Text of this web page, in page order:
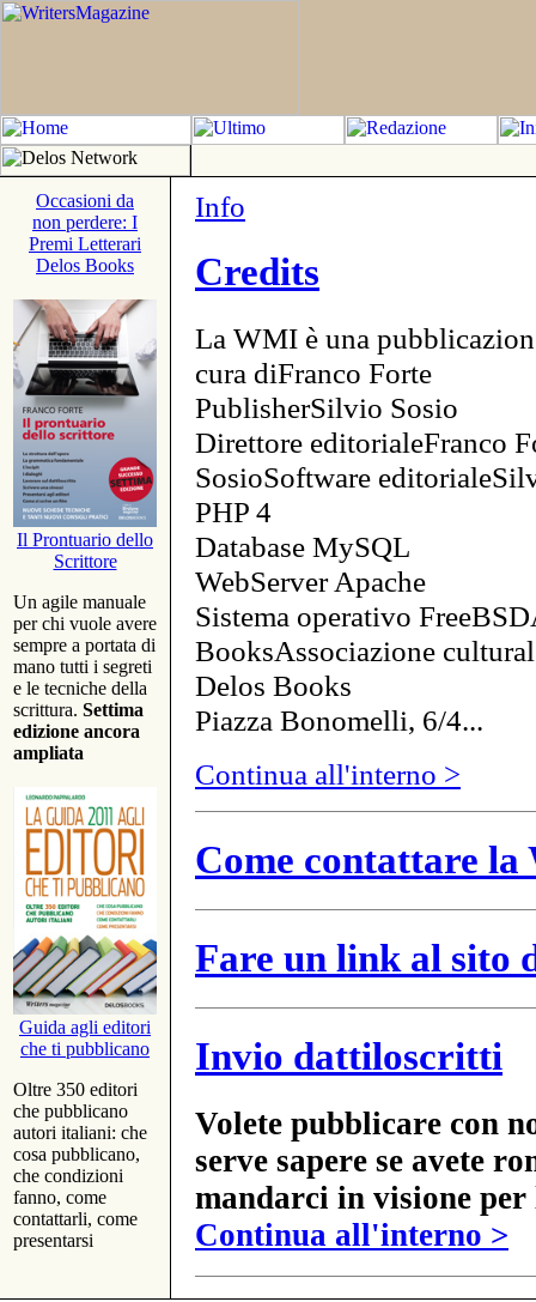
Occasioni da
non perdere: I
Premi Letterari
Delos Books
Il Prontuario dello
Scrittore
Un agile manuale
per chi vuole avere
sempre a portata di
mano tutti i segreti
e le tecniche della
scrittura. Settima
edizione ancora
ampliata
Guida agli editori
che ti pubblicano
Oltre 350 editori
che pubblicano
autori italiani: che
cosa pubblicano,
che condizioni
fanno, come
contattarli, come
presentarsi
Info
Credits
La WMI è una
cura diFranco Forte
PublisherSilvio Sosio
Direttore editorialeFranco
SosioSoftware
PHP 4
Database MySQL
WebServer Apache
Sistema operativo
BooksAssociazione
Delos Books
Piazza Bonomelli, 6/4...
Continua all'interno >
Come contattare
Fare un link al sito
Invio dattiloscritti
Volete pubblicare con
serve sapere se avete
mandarci in visione
Continua all'interno >